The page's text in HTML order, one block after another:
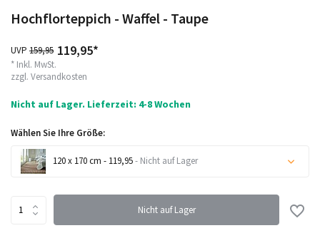
Hochflorteppich - Waffel - Taupe
UVP 159,95 119,95*
* Inkl. MwSt.
zzgl. Versandkosten
Nicht auf Lager. Lieferzeit: 4-8 Wochen
Wählen Sie Ihre Größe:
120 x 170 cm - 119,95- Nicht auf Lager
Nicht auf Lager
Nicht auf Lager